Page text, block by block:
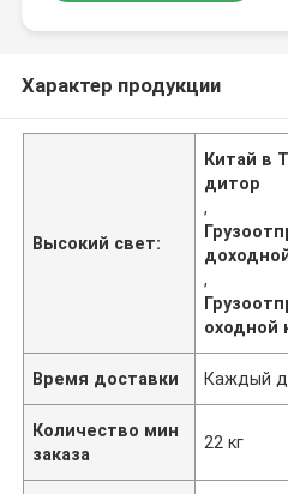
Характер продукции
Высокий свет:
Китай в
дитор
,
,
оходной
Время доставки Каждый
Количество мин
заказа
22 кг